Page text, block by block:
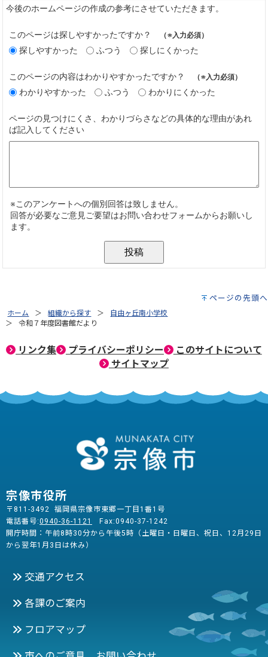
ページの先頭へ
ホーム 組織から探す
自由ヶ丘南小学校
令和７年度図書館だより
リンク集 プライバシーポリシー
このサイトについて
サイトマップ
宗像市役所
〒811-3492 福岡県宗像市東郷一丁目1番1号
電話番号:0940-36-1121
Fax:0940-37-1242
開庁時間：午前8時30分から午後5時（土曜日・日曜日、祝日、12月29日
から翌年1月3日は休み）
交通アクセス
各課のご案内
フロアマップ